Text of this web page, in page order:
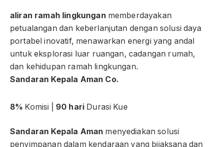
aliran ramah lingkungan memberdayakan
petualangan dan keberlanjutan dengan solusi daya
portabel inovatif, menawarkan energi yang andal
untuk eksplorasi luar ruangan, cadangan rumah,
dan kehidupan ramah lingkungan.
Sandaran Kepala Aman Co.
8% Komisi | 90 hari Durasi Kue
Sandaran Kepala Aman menyediakan solusi
penyimpanan dalam kendaraan yang bijaksana dan